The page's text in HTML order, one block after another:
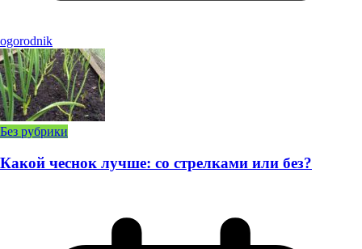
ogorodnik
Без рубрики
Какой чеснок лучше: со стрелками или без?